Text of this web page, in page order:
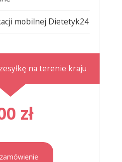
mobilnej Dietetyk24
na terenie kraju
zł